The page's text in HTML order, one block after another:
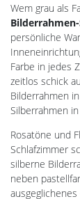
Wem grau als
persönliche
Farbe in jedes
zeitlos schick
Bilderrahmen
Silberrahmen
Rosatöne und
Schlafzimmer
silberne
neben